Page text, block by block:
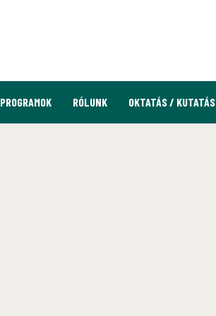
PROGRAMOK RÓLUNK OKTATÁS / KUTATÁS